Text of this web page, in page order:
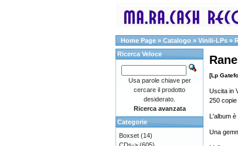
Home Page » Catalogo » Vinili-LPs »
[Lp
Uscita in
250
L'album
Una
Ricerca Veloce
Usa parole chiave per
cercare il prodotto
desiderato.
Ricerca avanzata
Categorie
Boxset (14)